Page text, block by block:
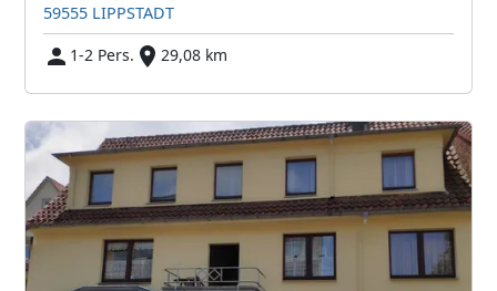
59555 LIPPSTADT
1-2 Pers.
29,08 km